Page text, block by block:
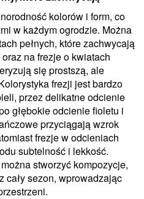
kolorów i form, co
w każdym ogrodzie. Można
pełnych, które zachwycają
na frezje o kwiatach
się prostszą, ale
frezji jest bardzo
przez delikatne odcienie
głębokie odcienie fioletu i
przyciągają wzrok
frezje w odcieniach
subtelność i lekkość.
stworzyć kompozycje,
cały sezon, wprowadzając